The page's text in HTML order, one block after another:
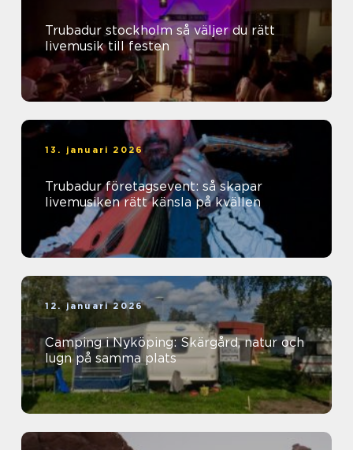
Trubadur stockholm så väljer du rätt
livemusik till festen
13. januari 2026
Trubadur företagsevent: så skapar
livemusiken rätt känsla på kvällen
12. januari 2026
Camping i Nyköping: Skärgård, natur och
lugn på samma plats